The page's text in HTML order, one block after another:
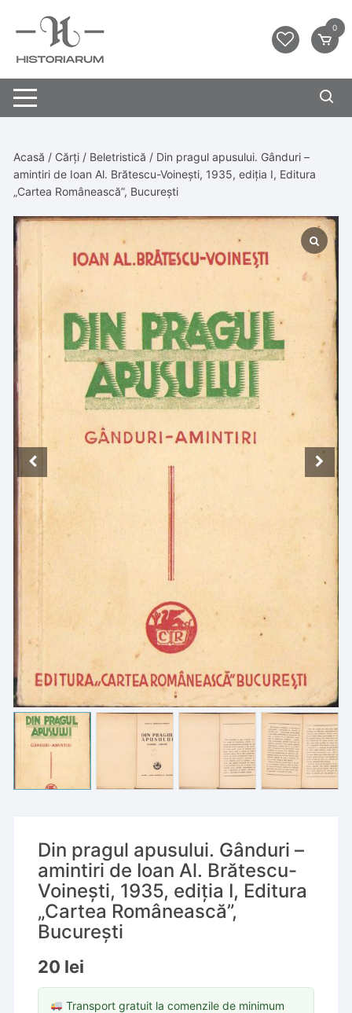
0
Acasă / Cărți / Beletristică / Din pragul apusului. Gânduri –
amintiri de Ioan Al. Brătescu-Voinești, 1935, ediția I, Editura
„Cartea Românească”, București
Din pragul apusului. Gânduri –
amintiri de Ioan Al. Brătescu-
Voinești, 1935, ediția I, Editura
„Cartea Românească”,
București
20 lei
Transport gratuit la comenzile de minimum